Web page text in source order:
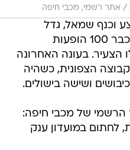
/ אתר רשמי, מכבי חיפה
וכנף שמאל, גדל
בעירוני קרית שמונה ורשם כבר 100 הופעות
הצעיר. בעונה האחרונה
הצפונית, כשהיה
של מכבי חיפה:
לחתום במועדון ענק